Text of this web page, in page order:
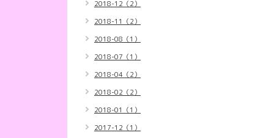
2018-12（2）
2018-11（2）
2018-08（1）
2018-07（1）
2018-04（2）
2018-02（2）
2018-01（1）
2017-12（1）